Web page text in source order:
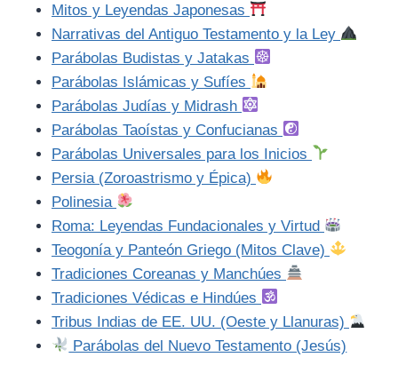
Mitos y Leyendas Japonesas
Narrativas del Antiguo Testamento y la Ley
Parábolas Budistas y Jatakas
Parábolas Islámicas y Sufíes
Parábolas Judías y Midrash
Parábolas Taoístas y Confucianas
Parábolas Universales para los Inicios
Persia (Zoroastrismo y Épica)
Polinesia
Roma: Leyendas Fundacionales y Virtud
Teogonía y Panteón Griego (Mitos Clave)
Tradiciones Coreanas y Manchúes
Tradiciones Védicas e Hindúes
Tribus Indias de EE. UU. (Oeste y Llanuras)
Parábolas del Nuevo Testamento (Jesús)